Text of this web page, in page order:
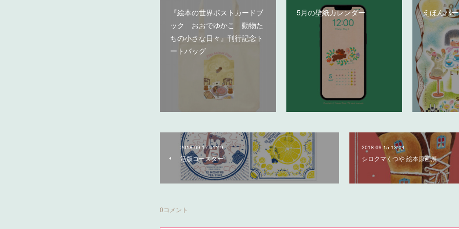
『絵本の世界ポストカードブ
ック おおでゆかこ 動物た
ちの小さな日々』刊行記念ト
ートバッグ
5月の壁紙カレンダー えほんパ
2018.09.17 01:49
活版コースター
2018.09.15 13:04
シロクマくつや 絵本原画展
0コメント